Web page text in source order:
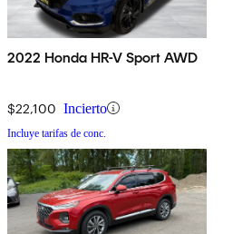
2022 Honda HR-V Sport AWD
$22,100 Incierto
Incluye tarifas de conc.